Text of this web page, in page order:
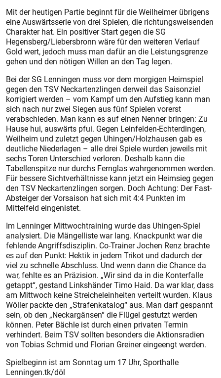
Mit der heutigen Partie beginnt für die Weilheimer übrigens
eine Auswärtsserie von drei Spielen, die richtungsweisenden
Charakter hat. Ein positiver Start gegen die SG
Hegensberg/Lie­bersbronn wäre für den weiteren Verlauf
Gold wert, jedoch muss man dafür an die Leistungsgrenze
gehen und den nötigen Willen an den Tag legen.
Bei der SG Lenningen muss vor dem morgigen Heimspiel
gegen den TSV Neckartenzlingen derweil das Saisonziel
korrigiert werden – vom Kampf um den Aufstieg kann man
sich nach nur zwei Siegen aus fünf Spielen vorerst
verabschieden. Man kann es auf einen Nenner bringen: Zu
Hause hui, auswärts pfui. Gegen Leinfelden-Echterdingen,
Weilheim und zuletzt gegen Uhingen/Holzhausen gab es
deutliche Niederlagen – alle drei Spiele wurden jeweils mit
sechs Toren Unterschied verloren. Deshalb kann die
Tabellenspitze nur durchs Fernglas wahrgenommen werden.
Für bessere Sichtverhältnisse kann jetzt ein Heimsieg gegen
den TSV Neckartenzlingen sorgen. Doch Achtung: Der Fast-
Absteiger der Vorsaison hat sich mit 4:4 Punkten im
Mittelfeld eingenistet.
Im Lenninger Mittwochtraining wurde das Uhingen-Spiel
analysiert. Die Mängelliste war lang. Knackpunkt war die
fehlende Angriffsdisziplin. Co-Trainer Jochen Renz brachte
es auf den Punkt: Hektik in jedem Trikot und dadurch der
viel zu schnelle Abschluss. Und wenn dann die Chance da
war, fehlte es an Präzision. „Wir sind da in die Konterfalle
getappt“, gestand Linkshänder Timo Haid. Da war klar, dass
am Mittwoch keine Streicheleinheiten verteilt wurden. Klaus
Wöller packte den „Strafenkatalog“ aus. Man darf gespannt
sein, ob den „Neckargänsen“ die Flügel gestutzt werden
können. Peter Bächle ist durch einen privaten Termin
verhindert. Beim TSV sollten besonders die Aktionsradien
von Tobias Schmid und Florian Greiner eingeengt werden.
Spielbeginn ist am Sonntag um 17 Uhr, Sporthalle
Lenningen.tk/döl